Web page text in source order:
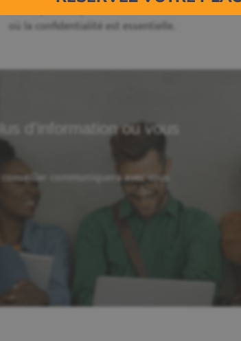
Parce qu’elle repose sur l’exactitude de
où la confidentialité est essentielle.
d'information ou vous
communiquera avec vous